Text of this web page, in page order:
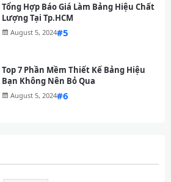
Tổng Hợp Báo Giá Làm Bảng Hiệu Chất
Lượng Tại Tp.HCM
August 5, 2024#
Top 7 Phần Mềm Thiết Kế Bảng Hiệu
Bạn Không Nên Bỏ Qua
August 5, 2024#